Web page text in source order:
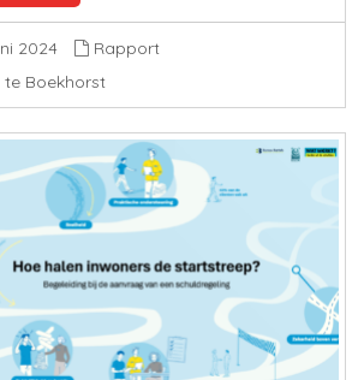
2024
Rapport
te Boekhorst